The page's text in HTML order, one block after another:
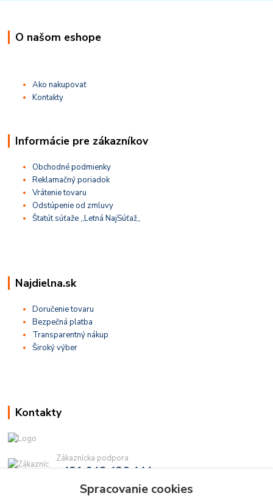
O našom eshope
Ako nakupovať
Kontakty
Informácie pre zákazníkov
Obchodné podmienky
Reklamačný poriadok
Vrátenie tovaru
Odstúpenie od zmluvy
Štatút súťaže ,,Letná NajSúťaž,,
Najdielna.sk
Doručenie tovaru
Bezpečná platba
Transparentný nákup
Široký výber
Kontakty
Zákaznícka podpora
+421 948 436 444
(Po-Pia, 9-16 hod.)
Spracovanie cookies